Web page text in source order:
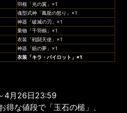
羽根「光の翼」×1
魂型式神「鳳龍の怒り」×1
神器「破滅の刃」×1
乗物「千羽鶴」×1
衣装「戦闘天使」×1
神器「銃の夢」×1
衣装「キラ・パイロット」×1
4月26日23:59
得な値段で「玉石の槌」、